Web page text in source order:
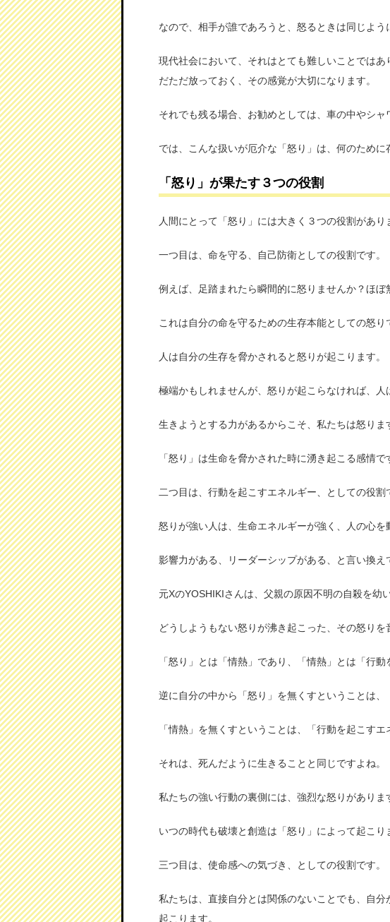
なので、相手が誰であろうと、怒るときは同じよ
現代社会において、それはとても難しいことでは
だただ放っておく、その感覚が大切になります。
それでも残る場合、お勧めとしては、車の中やシ
では、こんな扱いが厄介な「怒り」は、何のために
「怒り」が果たす３つの役割
人間にとって「怒り」には大きく３つの役割があり
一つ目は、命を守る、自己防衛としての役割です。
例えば、足踏まれたら瞬間的に怒りませんか？ほぼ
これは自分の命を守るための生存本能としての怒り
人は自分の生存を脅かされると怒りが起こります。
極端かもしれませんが、怒りが起こらなければ、人
生きようとする力があるからこそ、私たちは怒りま
「怒り」は生命を脅かされた時に湧き起こる感情で
二つ目は、行動を起こすエネルギー、としての役割
怒りが強い人は、生命エネルギーが強く、人の心を
影響力がある、リーダーシップがある、と言い換え
元XのYOSHIKIさんは、父親の原因不明の自殺を幼
どうしようもない怒りが沸き起こった、その怒りを
「怒り」とは「情熱」であり、「情熱」とは「行動
逆に自分の中から「怒り」を無くすということは、
「情熱」を無くすということは、「行動を起こす
それは、死んだように生きることと同じですよね。
私たちの強い行動の裏側には、強烈な怒りがありま
いつの時代も破壊と創造は「怒り」によって起こり
三つ目は、使命感への気づき、としての役割です。
私たちは、直接自分とは関係のないことでも、自
起こります。